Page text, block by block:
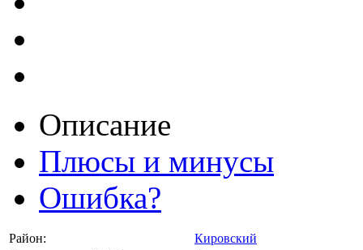
Описание
Плюсы и минусы
Ошибка?
Район:
Кировский